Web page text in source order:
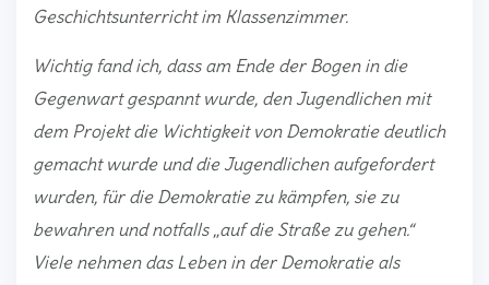
Geschichtsunterricht im Klassenzimmer.
Wichtig fand ich, dass am Ende der Bogen in die
Gegenwart gespannt wurde, den Jugendlichen mit
dem Projekt die Wichtigkeit von Demokratie deutlich
gemacht wurde und die Jugendlichen aufgefordert
wurden, für die Demokratie zu kämpfen, sie zu
bewahren und notfalls „auf die Straße zu gehen.“
Viele nehmen das Leben in der Demokratie als